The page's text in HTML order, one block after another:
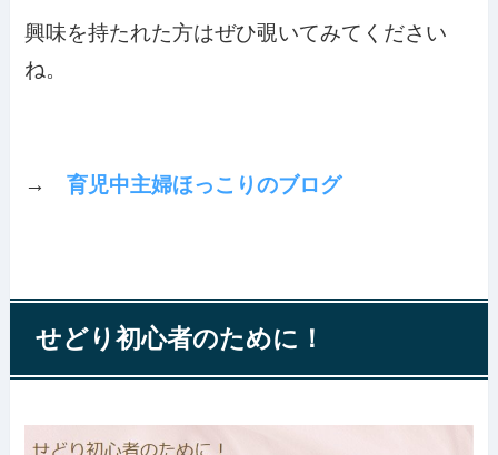
興味を持たれた方はぜひ覗いてみてください
ね。
→育児中主婦ほっこりのブログ
せどり初心者のために！